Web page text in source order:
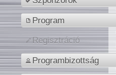
Program
Regisztráció
Programbizottság